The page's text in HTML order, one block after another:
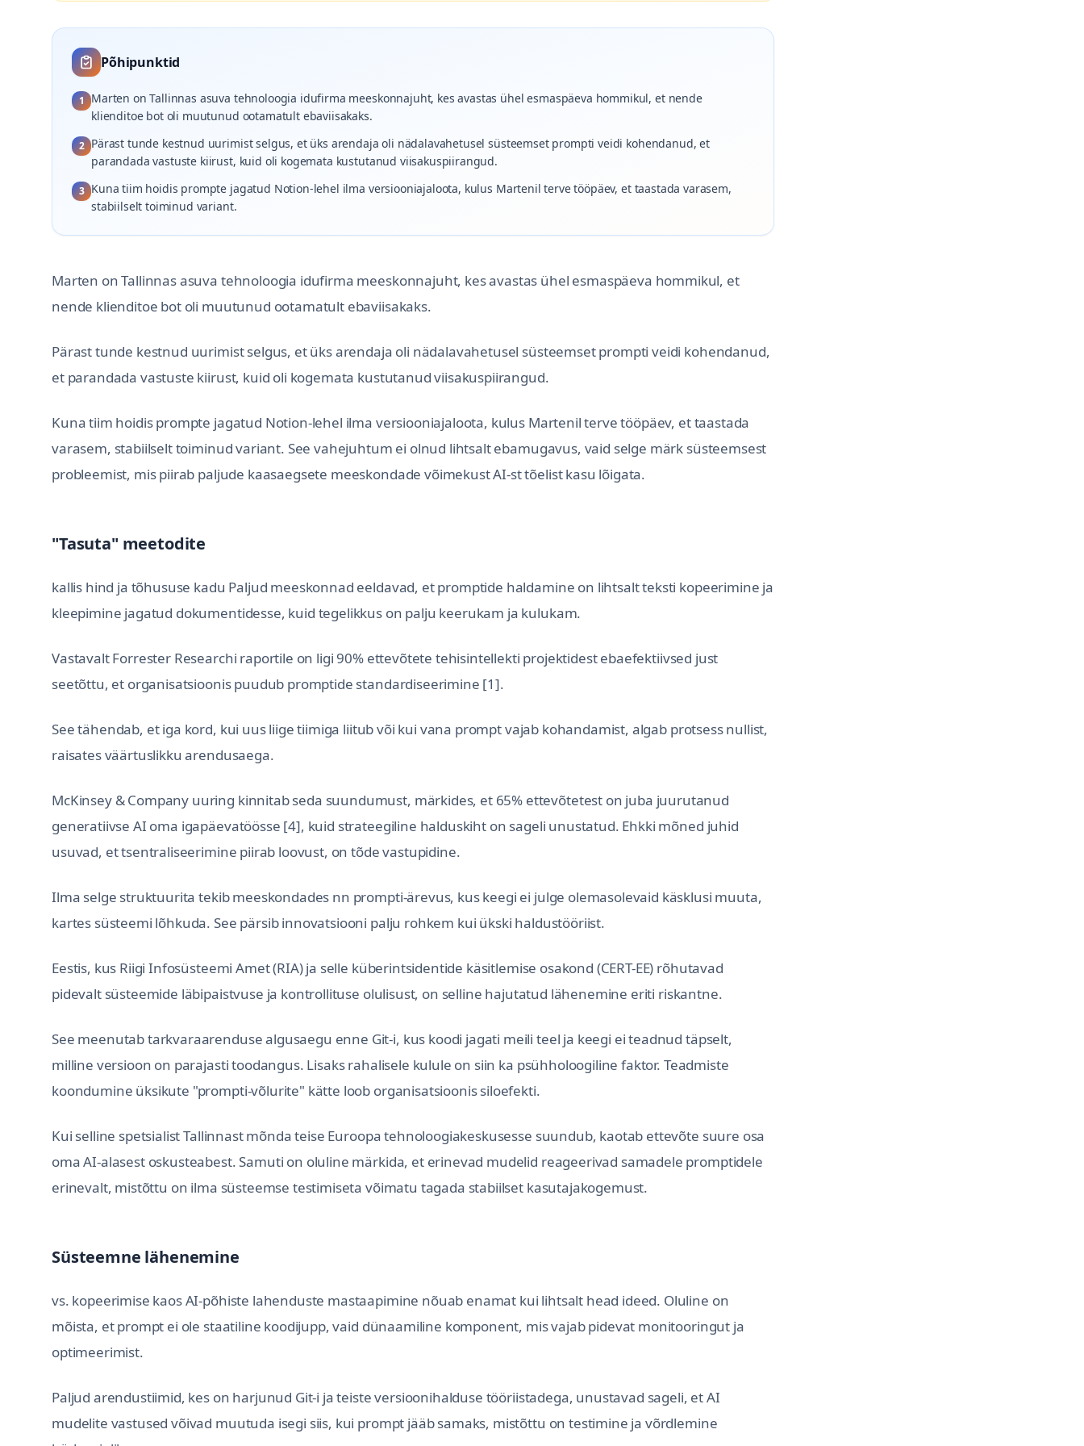
Põhipunktid
1 Marten on Tallinnas asuva tehnoloogia idufirma meeskonnajuht, kes avastas ühel esmaspäeva hommikul, et nende
klienditoe bot oli muutunud ootamatult ebaviisakaks.
2 Pärast tunde kestnud uurimist selgus, et üks arendaja oli nädalavahetusel süsteemset prompti veidi kohendanud, et
parandada vastuste kiirust, kuid oli kogemata kustutanud viisakuspiirangud.
3 Kuna tiim hoidis prompte jagatud Notion-lehel ilma versiooniajaloota, kulus Martenil terve tööpäev, et taastada varasem,
stabiilselt toiminud variant.
Marten on Tallinnas asuva tehnoloogia idufirma meeskonnajuht, kes avastas ühel esmaspäeva hommikul, et
nende klienditoe bot oli muutunud ootamatult ebaviisakaks.
Pärast tunde kestnud uurimist selgus, et üks arendaja oli nädalavahetusel süsteemset prompti veidi kohendanud,
et parandada vastuste kiirust, kuid oli kogemata kustutanud viisakuspiirangud.
Kuna tiim hoidis prompte jagatud Notion-lehel ilma versiooniajaloota, kulus Martenil terve tööpäev, et taastada
varasem, stabiilselt toiminud variant. See vahejuhtum ei olnud lihtsalt ebamugavus, vaid selge märk süsteemsest
probleemist, mis piirab paljude kaasaegsete meeskondade võimekust AI-st tõelist kasu lõigata.
"Tasuta" meetodite
kallis hind ja tõhususe kadu Paljud meeskonnad eeldavad, et promptide haldamine on lihtsalt teksti kopeerimine ja
kleepimine jagatud dokumentidesse, kuid tegelikkus on palju keerukam ja kulukam.
Vastavalt Forrester Researchi raportile on ligi 90% ettevõtete tehisintellekti projektidest ebaefektiivsed just
seetõttu, et organisatsioonis puudub promptide standardiseerimine [1].
See tähendab, et iga kord, kui uus liige tiimiga liitub või kui vana prompt vajab kohandamist, algab protsess nullist,
raisates väärtuslikku arendusaega.
McKinsey & Company uuring kinnitab seda suundumust, märkides, et 65% ettevõtetest on juba juurutanud
generatiivse AI oma igapäevatöösse [4], kuid strateegiline halduskiht on sageli unustatud. Ehkki mõned juhid
usuvad, et tsentraliseerimine piirab loovust, on tõde vastupidine.
Ilma selge struktuurita tekib meeskondades nn prompti-ärevus, kus keegi ei julge olemasolevaid käsklusi muuta,
kartes süsteemi lõhkuda. See pärsib innovatsiooni palju rohkem kui ükski haldustööriist.
Eestis, kus Riigi Infosüsteemi Amet (RIA) ja selle küberintsidentide käsitlemise osakond (CERT-EE) rõhutavad
pidevalt süsteemide läbipaistvuse ja kontrollituse olulisust, on selline hajutatud lähenemine eriti riskantne.
See meenutab tarkvaraarenduse algusaegu enne Git-i, kus koodi jagati meili teel ja keegi ei teadnud täpselt,
milline versioon on parajasti toodangus. Lisaks rahalisele kulule on siin ka psühholoogiline faktor. Teadmiste
koondumine üksikute "prompti-võlurite" kätte loob organisatsioonis siloefekti.
Kui selline spetsialist Tallinnast mõnda teise Euroopa tehnoloogiakeskusesse suundub, kaotab ettevõte suure osa
oma AI-alasest oskusteabest. Samuti on oluline märkida, et erinevad mudelid reageerivad samadele promptidele
erinevalt, mistõttu on ilma süsteemse testimiseta võimatu tagada stabiilset kasutajakogemust.
Süsteemne lähenemine
vs. kopeerimise kaos AI-põhiste lahenduste mastaapimine nõuab enamat kui lihtsalt head ideed. Oluline on
mõista, et prompt ei ole staatiline koodijupp, vaid dünaamiline komponent, mis vajab pidevat monitooringut ja
optimeerimist.
Paljud arendustiimid, kes on harjunud Git-i ja teiste versioonihalduse tööriistadega, unustavad sageli, et AI
mudelite vastused võivad muutuda isegi siis, kui prompt jääb samaks, mistõttu on testimine ja võrdlemine